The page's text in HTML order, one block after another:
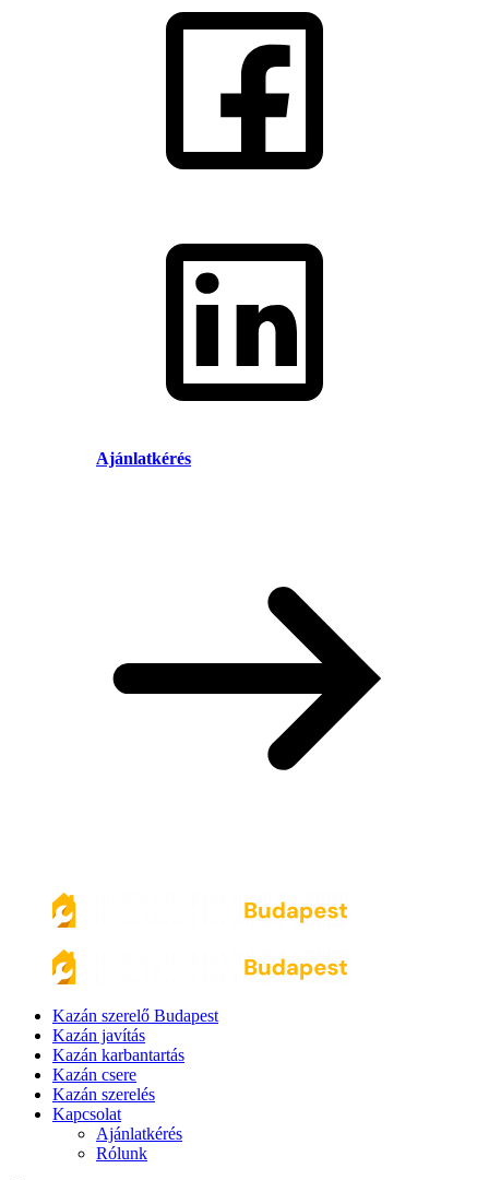
Ajánlatkérés
Kazán szerelő Budapest
Kazán javítás
Kazán karbantartás
Kazán csere
Kazán szerelés
Kapcsolat
Ajánlatkérés
Rólunk